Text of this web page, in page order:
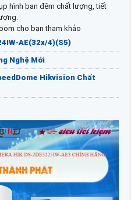
hình ban đêm chất lượng, tiết
cho bạn tham khảo
AE(32x/4)(S5)
Nghệ Mới
Hikvision Chất